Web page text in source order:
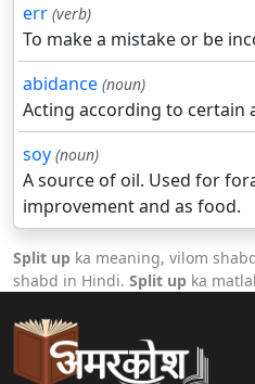
err (verb)
To make a mistake or be
abidance (noun)
Acting according to certain
soy (noun)
A source of oil. Used for
improvement and as food.
Split up ka meaning, vilom
shabd in Hindi. Split up ka